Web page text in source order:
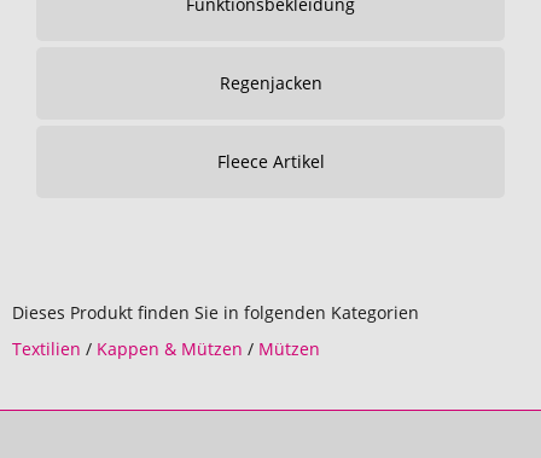
Regenjacken
Fleece Artikel
Dieses Produkt finden Sie in folgenden Kategorien
Textilien / Kappen & Mützen / Mützen